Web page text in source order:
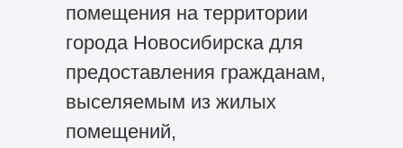
помещения на территории
города Новосибирска для
предоставления гражданам,
выселяемым из жилых
помещений,